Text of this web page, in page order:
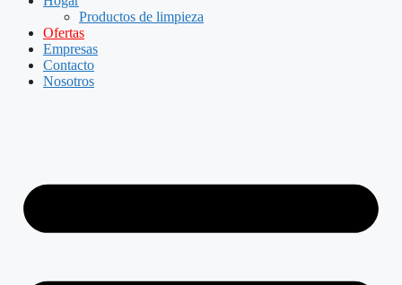
Productos de limpieza
Ofertas
Empresas
Contacto
Nosotros